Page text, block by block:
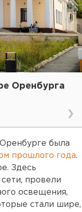
Оренбурга
была
прошлого года.
Здесь
провели
освещения,
стали шире,